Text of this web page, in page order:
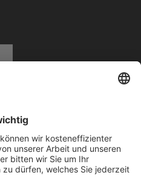
und Pixel, um Ihre
verstehen zu
Deutschland
personenbezogener
Stammdaten,